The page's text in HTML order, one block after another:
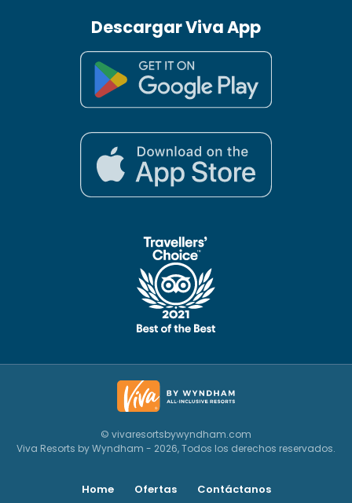
Descargar Viva App
© vivaresortsbywyndham.com
Viva Resorts by Wyndham - 2026, Todos los derechos reservados.
Home Ofertas Contáctanos